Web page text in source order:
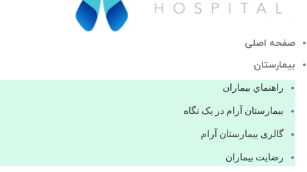
صفحه اصلی
بيمارستان
راهنماي بیماران
بیمارستان آرام در یک نگاه
گالری بیمارستان آرام
رضایت بیماران